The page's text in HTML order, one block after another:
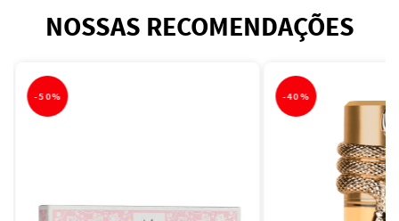
NOSSAS RECOMENDAÇÕES
-50% -40%